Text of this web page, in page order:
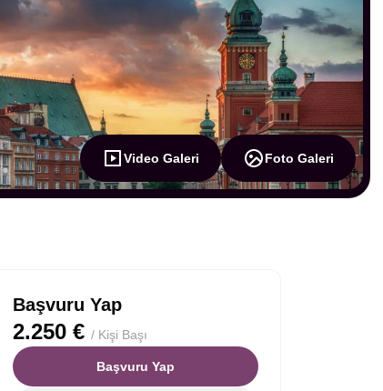
Video Galeri Foto Galeri
Başvuru Yap
2.250 € / Kişi Başı
Başvuru Yap